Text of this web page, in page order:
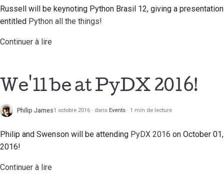
Tiếng Việt
développement
Éviter le glissement de
périmètre
tester du code
2014
2013
Russell will be keynoting Python Brasil 12, giving a presentation
entitled Python all the things!
Continuer à lire
We'll be at PyDX 2016!
Philip James1 octobre 2016 dans Events 1 min de lecture
Philip and Swenson will be attending PyDX 2016 on October 01,
2016!
Continuer à lire